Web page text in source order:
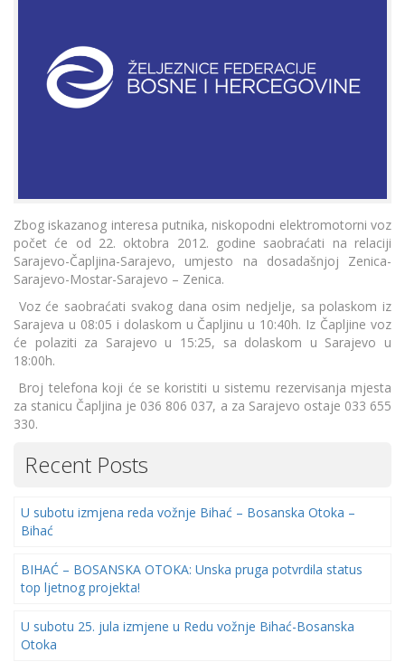
Zbog iskazanog interesa putnika, niskopodni elektromotorni voz
počet će od 22. oktobra 2012. godine saobraćati na relaciji
Sarajevo-Čapljina-Sarajevo, umjesto na dosadašnjoj Zenica-
Sarajevo-Mostar-Sarajevo – Zenica.
Voz će saobraćati svakog dana osim nedjelje, sa polaskom iz
Sarajeva u 08:05 i dolaskom u Čapljinu u 10:40h. Iz Čapljine voz
će polaziti za Sarajevo u 15:25, sa dolaskom u Sarajevo u
18:00h.
Broj telefona koji će se koristiti u sistemu rezervisanja mjesta
za stanicu Čapljina je 036 806 037, a za Sarajevo ostaje 033 655
330.
Recent Posts
U subotu izmjena reda vožnje Bihać – Bosanska Otoka –
Bihać
BIHAĆ – BOSANSKA OTOKA: Unska pruga potvrdila status
top ljetnog projekta!
U subotu 25. jula izmjene u Redu vožnje Bihać-Bosanska
Otoka